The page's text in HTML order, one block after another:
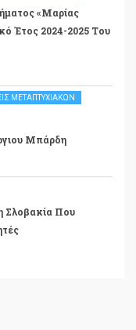
«Μαρίας
Έτος 2024-2025 Του
ΜΕΤΑΠΤΥΧΙΑΚΏΝ
Μπάρδη
Σλοβακία Που